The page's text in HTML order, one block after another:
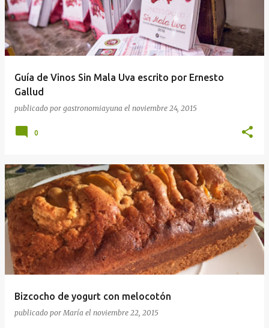
Guía de Vinos Sin Mala Uva escrito por Ernesto
Gallud
publicado por gastronomiayuna el noviembre 24, 2015
0
Bizcocho de yogurt con melocotón
publicado por María el noviembre 22, 2015